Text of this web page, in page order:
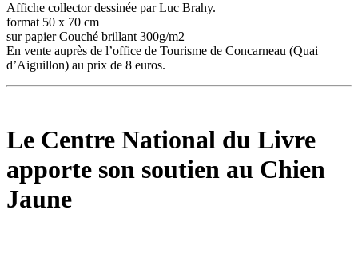
Affiche collector dessinée par Luc Brahy.
format 50 x 70 cm
sur papier Couché brillant 300g/m2
En vente auprès de l’office de Tourisme de Concarneau (Quai
d’Aiguillon) au prix de 8 euros.
Le Centre National du Livre
apporte son soutien au Chien
Jaune